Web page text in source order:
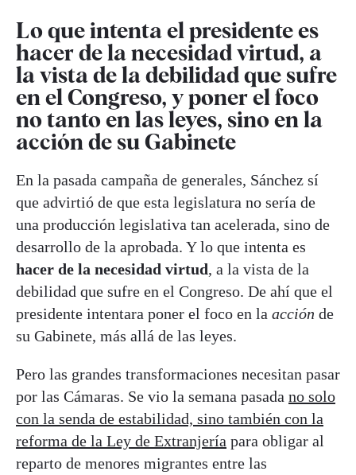
Lo que intenta el presidente es
hacer de la necesidad virtud, a
la vista de la debilidad que sufre
en el Congreso, y poner el foco
no tanto en las leyes, sino en la
acción de su Gabinete
En la pasada campaña de generales, Sánchez sí
que advirtió de que esta legislatura no sería de
una producción legislativa tan acelerada, sino de
desarrollo de la aprobada. Y lo que intenta es
hacer de la necesidad virtud, a la vista de la
debilidad que sufre en el Congreso. De ahí que el
presidente intentara poner el foco en la acción de
su Gabinete, más allá de las leyes.
Pero las grandes transformaciones necesitan pasar
por las Cámaras. Se vio la semana pasada no solo
con la senda de estabilidad, sino también con la
reforma de la Ley de Extranjería para obligar al
reparto de menores migrantes entre las